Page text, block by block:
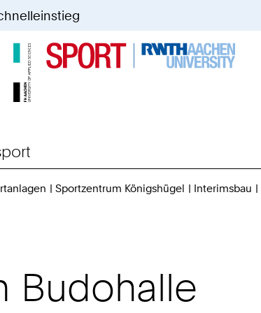
Sportzentrum Königshügel Interimsbau
Budohalle